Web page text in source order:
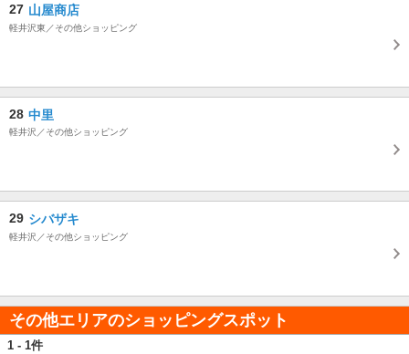
27 山屋商店
軽井沢東／その他ショッピング
28 中里
軽井沢／その他ショッピング
29 シバザキ
軽井沢／その他ショッピング
その他エリアのショッピングスポット
1 - 1件